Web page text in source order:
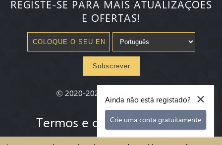
REGISTE-SE PARA MAIS ATUALIZAÇÕES
E OFERTAS!
Subscrever
© 2020-2026
Termos e condições gerias
×
Ainda não está registado?
Crie uma conta gratuitamente